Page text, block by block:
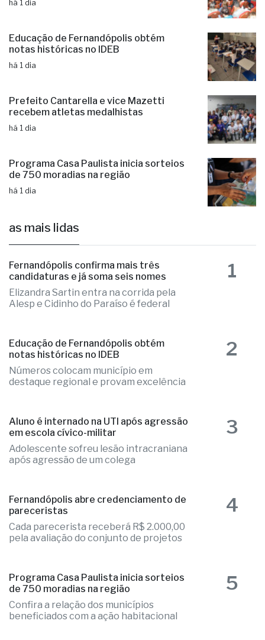
há 1 dia
Educação de Fernandópolis obtém
notas históricas no IDEB
há 1 dia
Prefeito Cantarella e vice Mazetti
recebem atletas medalhistas
há 1 dia
Programa Casa Paulista inicia sorteios
de 750 moradias na região
há 1 dia
as mais lidas
Fernandópolis confirma mais três
candidaturas e já soma seis nomes
Elizandra Sartin entra na corrida pela
Alesp e Cidinho do Paraíso é federal
1
Educação de Fernandópolis obtém
notas históricas no IDEB
Números colocam município em
destaque regional e provam excelência
2
Aluno é internado na UTI após agressão
em escola cívico-militar
Adolescente sofreu lesão intracraniana
após agressão de um colega
3
Fernandópolis abre credenciamento de
pareceristas
Cada parecerista receberá R$ 2.000,00
pela avaliação do conjunto de projetos
4
Programa Casa Paulista inicia sorteios
de 750 moradias na região
Confira a relação dos municípios
beneficiados com a ação habitacional
5